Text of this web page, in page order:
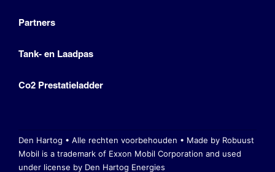
Partners
Tank- en Laadpas
Co2 Prestatieladder
Den Hartog • Alle rechten voorbehouden • Made by Robuust
Mobil is a trademark of Exxon Mobil Corporation and used
under license by Den Hartog Energies